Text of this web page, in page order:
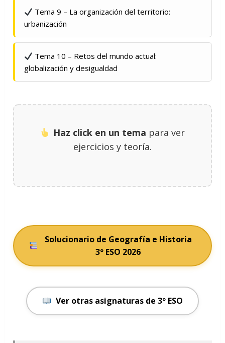
Tema 9 – La organización del territorio:
urbanización
Tema 10 – Retos del mundo actual:
globalización y desigualdad
Haz click en un tema para ver
ejercicios y teoría.
Solucionario de Geografía e Historia
3º ESO 2026
Ver otras asignaturas de 3º ESO